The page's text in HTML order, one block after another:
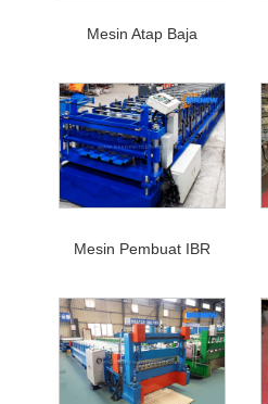
Mesin Atap Baja
Mesin Pembuat IBR